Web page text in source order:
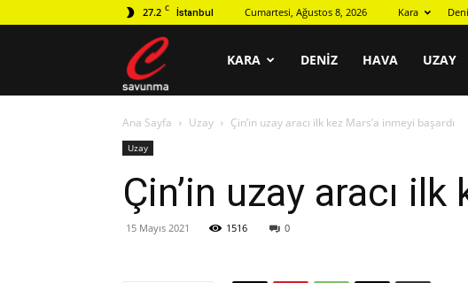
27.2 C İstanbul Cumartesi, Ağustos 8, 2026 Kara
savunma
KARA DENIZ HAVA UZAY
Ana Sayfa Uzay Çin’in uzay aracı ilk kez Mars’a inmeyi başardı
Uzay
Çin’in uzay aracı
15 Mayıs 2021 1516 0